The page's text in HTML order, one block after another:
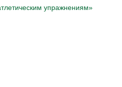
упражнениям»